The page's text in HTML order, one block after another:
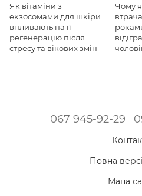
Як вітаміни з
екзосомами для шкіри
впливають на її
регенерацію після
стресу та вікових змін
Чому
067 945-92-29
Повна
Мапа